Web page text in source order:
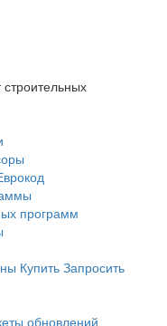
программ
Купить Запросить
обновлений